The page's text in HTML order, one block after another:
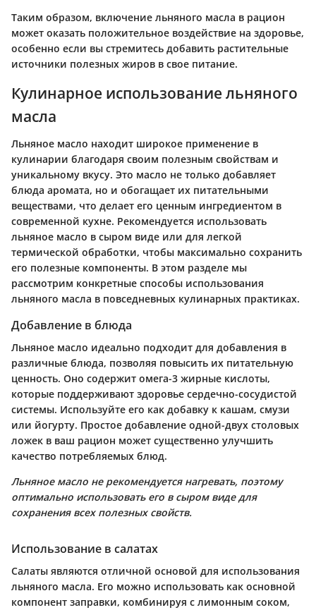
Таким образом, включение льняного масла в рацион
может оказать положительное воздействие на здоровье,
особенно если вы стремитесь добавить растительные
источники полезных жиров в свое питание.
Кулинарное использование льняного
масла
Льняное масло находит широкое применение в
кулинарии благодаря своим полезным свойствам и
уникальному вкусу. Это масло не только добавляет
блюда аромата, но и обогащает их питательными
веществами, что делает его ценным ингредиентом в
современной кухне. Рекомендуется использовать
льняное масло в сыром виде или для легкой
термической обработки, чтобы максимально сохранить
его полезные компоненты. В этом разделе мы
рассмотрим конкретные способы использования
льняного масла в повседневных кулинарных практиках.
Добавление в блюда
Льняное масло идеально подходит для добавления в
различные блюда, позволяя повысить их питательную
ценность. Оно содержит омега-3 жирные кислоты,
которые поддерживают здоровье сердечно-сосудистой
системы. Используйте его как добавку к кашам, смузи
или йогурту. Простое добавление одной-двух столовых
ложек в ваш рацион может существенно улучшить
качество потребляемых блюд.
Льняное масло не рекомендуется нагревать, поэтому
оптимально использовать его в сыром виде для
сохранения всех полезных свойств.
Использование в салатах
Салаты являются отличной основой для использования
льняного масла. Его можно использовать как основной
компонент заправки, комбинируя с лимонным соком,